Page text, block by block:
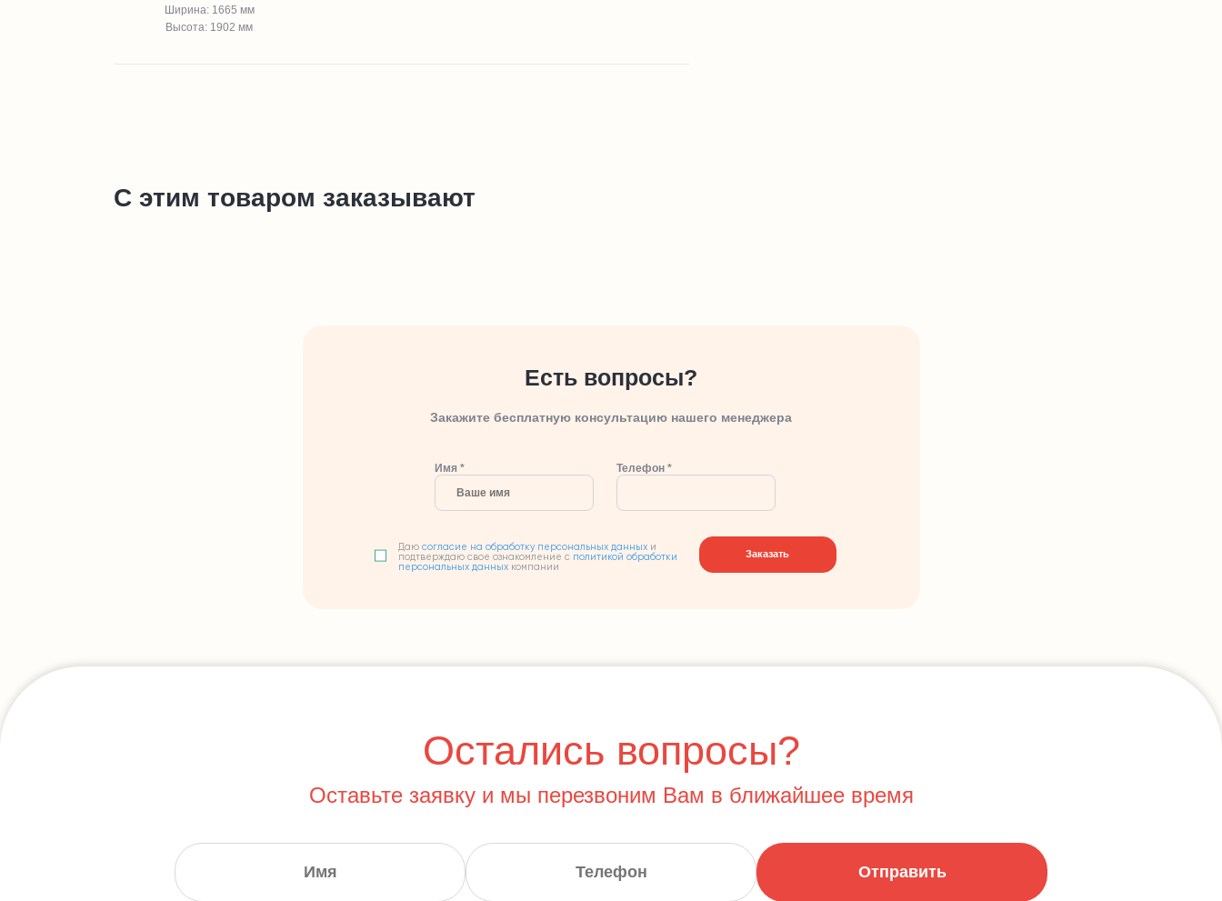
Ширина: 1665 мм
Высота: 1902 мм
С этим товаром заказывают
Есть вопросы?
Закажите бесплатную консультацию нашего менеджера
Имя * Телефон *
Даю согласие на обработку персональных данных и
подтверждаю свое ознакомление с политикой обработки
персональных данных компании
Заказать
Остались вопросы?
Оставьте заявку и мы перезвоним Вам в ближайшее время
Отправить